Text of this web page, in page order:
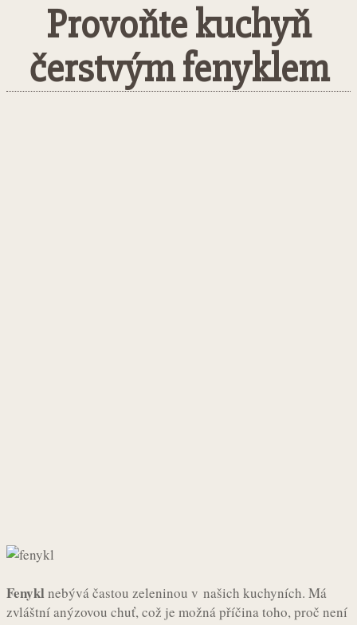
Provoňte kuchyň
čerstvým fenyklem
Fenykl nebývá častou zeleninou v našich kuchyních. Má
zvláštní anýzovou chuť, což je možná příčina toho, proč není